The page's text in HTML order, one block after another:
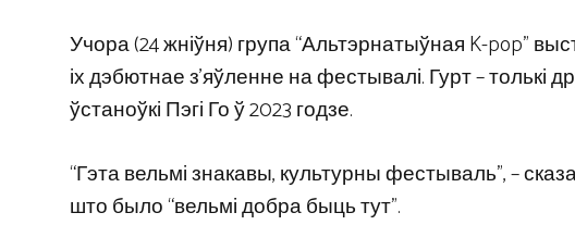
Учора (24 жніўня) група “Альтэрнатыўная K-pop”
іх дэбютнае з’яўленне на фестывалі. Гурт – толькі
ўстаноўкі Пэгі Го ў 2023 годзе.
“Гэта вельмі знакавы, культурны фестываль”, –
што было “вельмі добра быць тут”.